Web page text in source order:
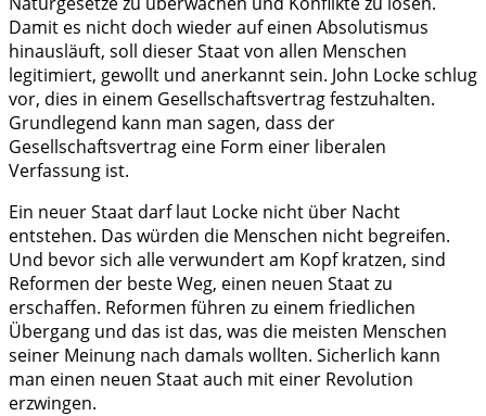
Damit es nicht doch wieder auf einen Absolutismus
hinausläuft, soll dieser Staat von allen Menschen
legitimiert, gewollt und anerkannt sein. John Locke schlug
vor, dies in einem Gesellschaftsvertrag festzuhalten.
Grundlegend kann man sagen, dass der
Gesellschaftsvertrag eine Form einer liberalen
Verfassung ist.
Ein neuer Staat darf laut Locke nicht über Nacht
entstehen. Das würden die Menschen nicht begreifen.
Und bevor sich alle verwundert am Kopf kratzen, sind
Reformen der beste Weg, einen neuen Staat zu
erschaffen. Reformen führen zu einem friedlichen
Übergang und das ist das, was die meisten Menschen
seiner Meinung nach damals wollten. Sicherlich kann
man einen neuen Staat auch mit einer Revolution
erzwingen.